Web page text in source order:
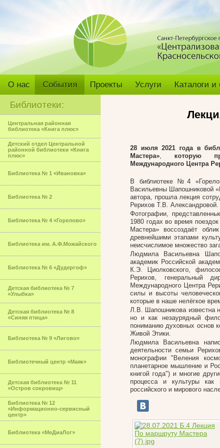
О нас События Проекты Услуги Каталоги
Библиотеки:
Центральная районная
библиотека «Книга плюс»
Детский отдел Центральной
районной библиотеки «Книга
плюс»
Библиотека № 1 «Ивановка»
Библиотека № 2
Библиотека № 4 «Горелово»
Библиотека им. А.Ф.Можайского
Библиотека № 6 «Дудергоф»
Детская библиотека № 7
«Улыбка»
Детская библиотека № 8
«Синяя птица»
Библиотека № 9 «Лигово»
Библиотечный центр «Маяк»
Детская библиотека № 11
«Остров сокровищ»
Библиотека № 12
«Информационно-сервисный
центр»
Библиотека «МеДиаЛог»
28 июля 2021 года в
Мастера», которую
Международного Центра
В библиотеке №4
Васильевны Шапошниковой
автора, прошла лекция
Рерихов Т.В. Александровой.
Фотографии,
1980 годах во время
Мастера» воссоздаёт
древнейшими этапами
неисчислимое множество
Людмила Васильевна
академик Российской
К.Э. Циолковского,
Рерихов, генеральный
Международного Центра
силы и высоты
которые в наше нелёгкое
Л.В. Шапошникова известна
но и как незаурядный
пониманию духовных основ
Живой Этики.
Людмила Васильевна
деятельности семьи
монографии "Веления
планетарное мышление и
книгой года") и многие
процесса и культуры как
российского и мирового